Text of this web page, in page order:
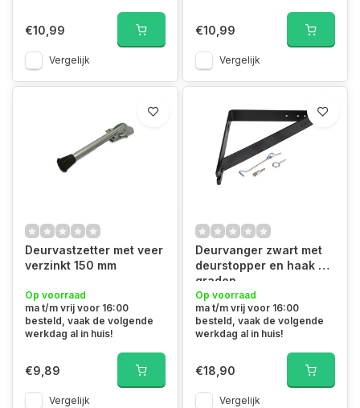
€10,99
Vergelijk
€10,99
Vergelijk
Deurvastzetter met veer
verzinkt 150 mm
Op voorraad
ma t/m vrij voor 16:00
besteld, vaak de volgende
werkdag al in huis!
€9,89
Vergelijk
Deurvanger zwart met
deurstopper en haak 90
graden
Op voorraad
ma t/m vrij voor 16:00
besteld, vaak de volgende
werkdag al in huis!
€18,90
Vergelijk